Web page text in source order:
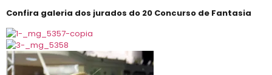
Confira galeria dos jurados do 20 Concurso de Fantasia